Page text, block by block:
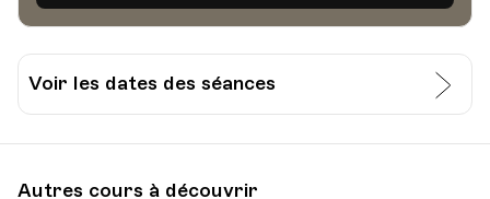
Voir les dates des séances
Autres cours à découvrir